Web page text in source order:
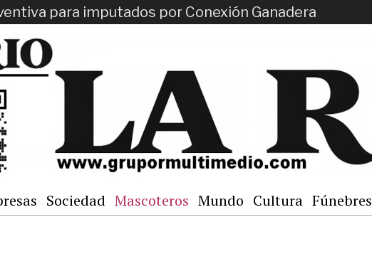
para imputados por Conexión Ganadera
Sociedad Mascoteros Mundo Cultura Fúnebres